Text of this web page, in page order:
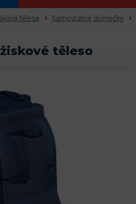
tělesa Samostatné domečky
těleso